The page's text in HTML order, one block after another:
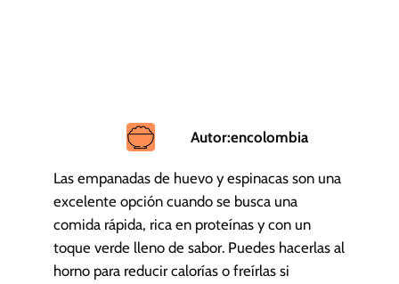
Autor:encolombia
Las empanadas de huevo y espinacas son una
excelente opción cuando se busca una
comida rápida, rica en proteínas y con un
toque verde lleno de sabor. Puedes hacerlas al
horno para reducir calorías o freírlas si